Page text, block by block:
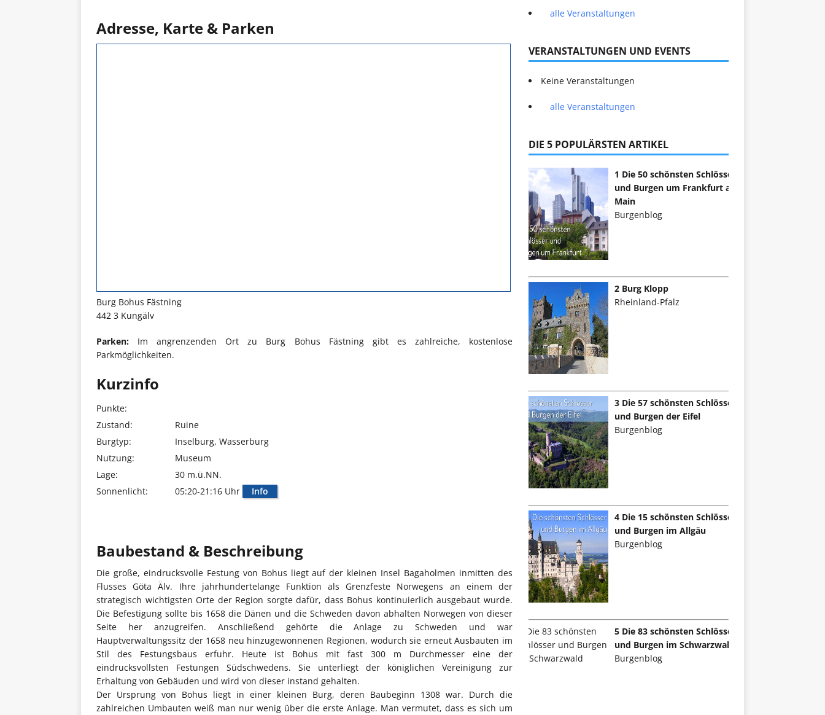
Adresse, Karte & Parken
Burg Bohus Fästning
442 3 Kungälv
Parken: Im angrenzenden Ort zu Burg Bohus Fästning gibt es zahlreiche, kostenlose
Parkmöglichkeiten.
Kurzinfo
Punkte:
Zustand:
Ruine
Burgtyp:
Inselburg, Wasserburg
Nutzung:
Museum
Lage:
30 m.ü.NN.
Sonnenlicht:
05:20-21:16 Uhr Info
Baubestand & Beschreibung
Die große, eindrucksvolle Festung von Bohus liegt auf der kleinen Insel Bagaholmen inmitten des
Flusses Göta Älv. Ihre jahrhundertelange Funktion als Grenzfeste Norwegens an einem der
strategisch wichtigsten Orte der Region sorgte dafür, dass Bohus kontinuierlich ausgebaut wurde.
Die Befestigung sollte bis 1658 die Dänen und die Schweden davon abhalten Norwegen von dieser
Seite her anzugreifen. Anschließend gehörte die Anlage zu Schweden und war
Hauptverwaltungssitz der 1658 neu hinzugewonnenen Regionen, wodurch sie erneut Ausbauten im
Stil des Festungsbaus erfuhr. Heute ist Bohus mit fast 300 m Durchmesser eine der
eindrucksvollsten Festungen Südschwedens. Sie unterliegt der königlichen Vereinigung zur
Erhaltung von Gebäuden und wird von dieser instand gehalten.
Der Ursprung von Bohus liegt in einer kleinen Burg, deren Baubeginn 1308 war. Durch die
zahlreichen Umbauten weiß man nur wenig über die erste Anlage. Man vermutet, dass es sich um
alle Veranstaltungen
VERANSTALTUNGEN UND EVENTS
Keine Veranstaltungen
alle Veranstaltungen
DIE 5 POPULÄRSTEN ARTIKEL
1 Die 50 schönsten Schlösser
und Burgen um Frankfurt am
Main
Burgenblog
2 Burg Klopp
Rheinland-Pfalz
3 Die 57 schönsten Schlösser
und Burgen der Eifel
Burgenblog
4 Die 15 schönsten Schlösser
und Burgen im Allgäu
Burgenblog
5 Die 83 schönsten Schlösser
und Burgen im Schwarzwald
Burgenblog